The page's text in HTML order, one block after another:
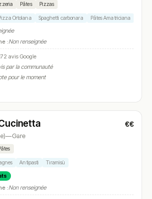
Pâtes Pizzas
Ortolana Spaghetti carbonara Pâtes Amatriciana
:Non renseignée
avis Google
par la communauté
pour le moment
€€
—Gare
Antipasti Tiramisù
:Non renseignée